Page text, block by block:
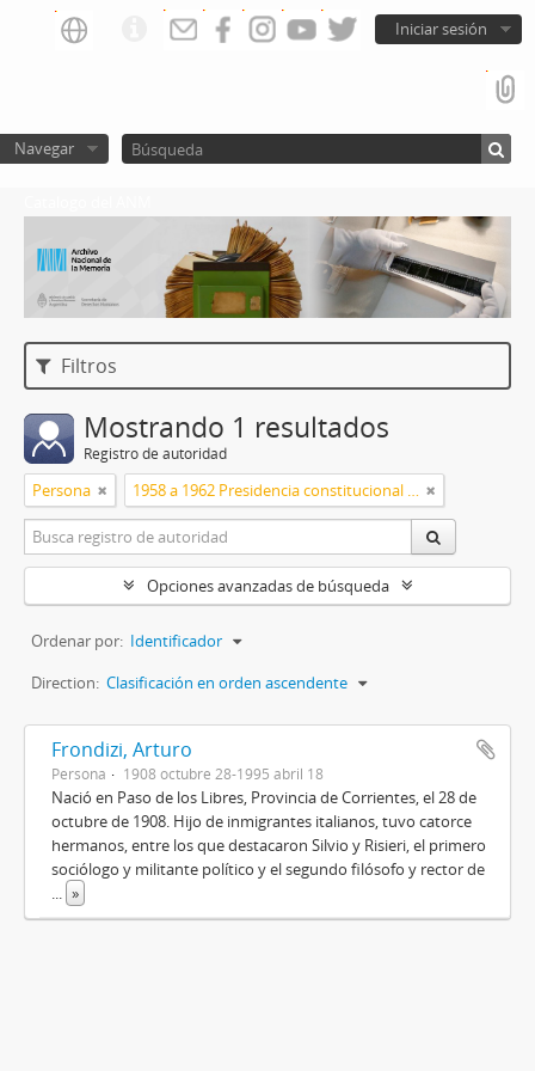
Iniciar sesión
Navegar
Filtros
Mostrando 1 resultados
Registro de autoridad
Persona 1958 a 1962 Presidencia constitucional de Arturo Frondizi
Opciones avanzadas de búsqueda
Ordenar por: Identificador
Direction: Clasificación en orden ascendente
Frondizi, Arturo
Persona 1908 octubre 28-1995 abril 18
Nació en Paso de los Libres, Provincia de Corrientes, el 28 de
octubre de 1908. Hijo de inmigrantes italianos, tuvo catorce
hermanos, entre los que destacaron Silvio y Risieri, el primero
sociólogo y militante político y el segundo filósofo y rector de
... »